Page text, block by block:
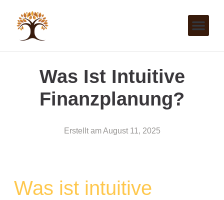
Was Ist Intuitive
Finanzplanung?
Erstellt am August 11, 2025
Was ist intuitive